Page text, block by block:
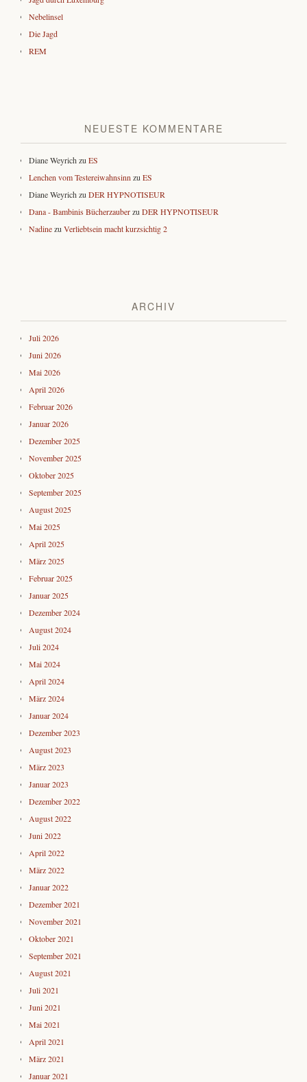
Nebelinsel
Die Jagd
REM
NEUESTE KOMMENTARE
Diane Weyrich zu ES
Lenchen vom Testereiwahnsinn zu ES
Diane Weyrich zu DER HYPNOTISEUR
Dana - Bambinis Bücherzauberzu DER HYPNOTISEUR
Nadinezu Verliebtsein macht kurzsichtig 2
ARCHIV
Juli 2026
Juni 2026
Mai 2026
April 2026
Februar 2026
Januar 2026
Dezember 2025
November 2025
Oktober 2025
September 2025
August 2025
Mai 2025
April 2025
März 2025
Februar 2025
Januar 2025
Dezember 2024
August 2024
Juli 2024
Mai 2024
April 2024
März 2024
Januar 2024
Dezember 2023
August 2023
März 2023
Januar 2023
Dezember 2022
August 2022
Juni 2022
April 2022
März 2022
Januar 2022
Dezember 2021
November 2021
Oktober 2021
September 2021
August 2021
Juli 2021
Juni 2021
Mai 2021
April 2021
März 2021
Januar 2021